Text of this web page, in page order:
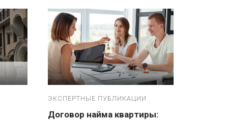
ЭКСПЕРТНЫЕ ПУБЛИКАЦИИ
Договор найма квартиры: